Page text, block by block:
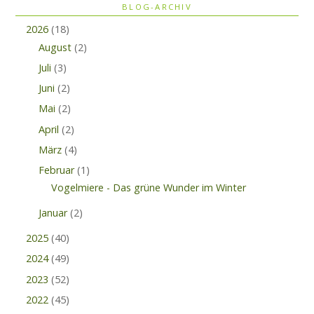
BLOG-ARCHIV
2026 (18)
August (2)
Juli (3)
Juni (2)
Mai (2)
April (2)
März (4)
Februar (1)
Vogelmiere - Das grüne Wunder im Winter
Januar (2)
2025 (40)
2024 (49)
2023 (52)
2022 (45)